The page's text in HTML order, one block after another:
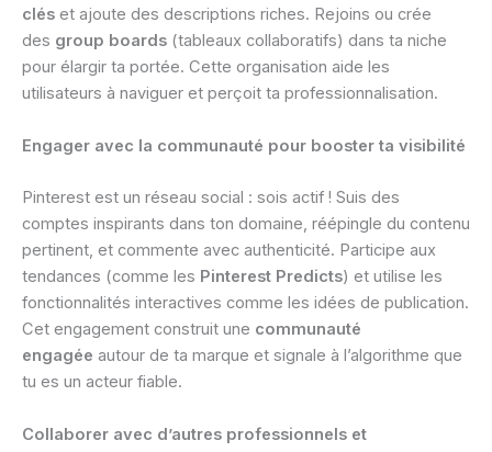
clés et ajoute des descriptions riches. Rejoins ou crée
des group boards (tableaux collaboratifs) dans ta niche
pour élargir ta portée. Cette organisation aide les
utilisateurs à naviguer et perçoit ta professionnalisation.
Engager avec la communauté pour booster ta visibilité
Pinterest est un réseau social : sois actif ! Suis des
comptes inspirants dans ton domaine, réépingle du contenu
pertinent, et commente avec authenticité. Participe aux
tendances (comme les Pinterest Predicts) et utilise les
fonctionnalités interactives comme les idées de publication.
Cet engagement construit une communauté
engagée autour de ta marque et signale à l’algorithme que
tu es un acteur fiable.
Collaborer avec d’autres professionnels et